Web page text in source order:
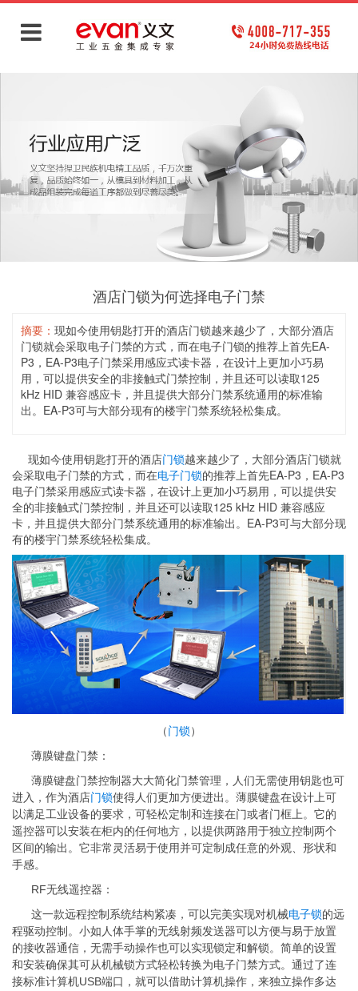
酒店门锁为何选择电子门禁
摘要： 现如今使用钥匙打开的酒店门锁越来越少了，大部分酒店
门锁就会采取电子门禁的方式，而在电子门锁的推荐上首先EA-
P3，EA-P3电子门禁采用感应式读卡器，在设计上更加小巧易
用，可以提供安全的非接触式门禁控制，并且还可以读取125
kHz HID 兼容感应卡，并且提供大部分门禁系统通用的标准输
出。EA-P3可与大部分现有的楼宇门禁系统轻松集成。
现如今使用钥匙打开的酒店门锁越来越少了，大部分酒店门锁就
会采取电子门禁的方式，而在电子门锁的推荐上首先EA-P3，EA-P3
电子门禁采用感应式读卡器，在设计上更加小巧易用，可以提供安
全的非接触式门禁控制，并且还可以读取125 kHz HID 兼容感应
卡，并且提供大部分门禁系统通用的标准输出。EA-P3可与大部分现
有的楼宇门禁系统轻松集成。
（门锁）
薄膜键盘门禁：
薄膜键盘门禁控制器大大简化门禁管理，人们无需使用钥匙也可
进入，作为酒店门锁使得人们更加方便进出。薄膜键盘在设计上可
以满足工业设备的要求，可轻松定制和连接在门或者门框上。它的
遥控器可以安装在柜内的任何地方，以提供两路用于独立控制两个
区间的输出。它非常灵活易于使用并可定制成任意的外观、形状和
手感。
RF无线遥控器：
这一款远程控制系统结构紧凑，可以完美实现对机械电子锁的远
程驱动控制。小如人体手掌的无线射频发送器可以方便与易于放置
的接收器通信，无需手动操作也可以实现锁定和解锁。简单的设置
和安装确保其可从机械锁方式轻松转换为电子门禁方式。通过了连
接标准计算机USB端口，就可以借助计算机操作，来独立操作多达